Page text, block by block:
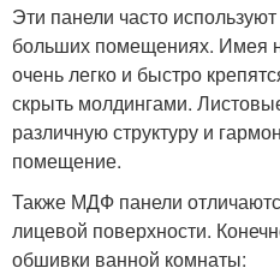
Эти панели часто
больших помещениях. Имея
очень легко и быстро
скрыть молдингами.
различную структуру и
помещение.
Также МДФ панели
лицевой поверхности.
обшивки ванной комнаты: